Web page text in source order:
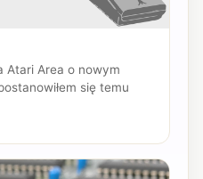
Atari Area o nowym
się temu